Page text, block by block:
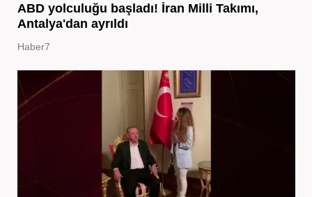
ABD yolculuğu başladı! İran Milli Takımı,
Antalya'dan ayrıldı
Haber7